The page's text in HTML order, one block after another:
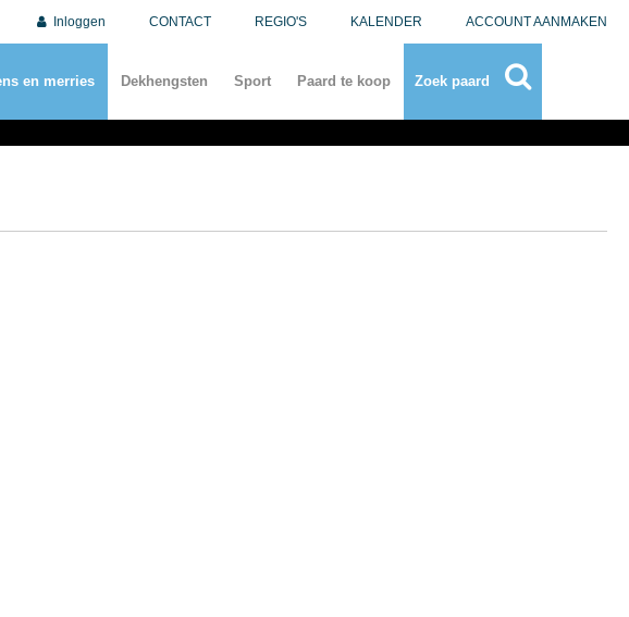
Inloggen CONTACT REGIO'S KALENDER ACCOUNT AANMAKEN
en merries Dekhengsten Sport Paard te koop Zoek paard